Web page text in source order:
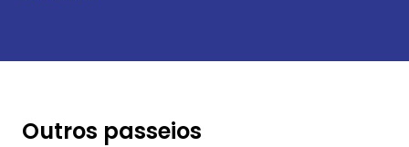
Outros passeios